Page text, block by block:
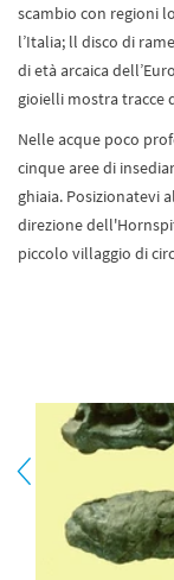
scambio con regioni
l’Italia; ll disco di
di età arcaica
gioielli mostra tracce
Nelle acque poco
cinque aree di
ghiaia. Posizionatevi
direzione
piccolo villaggio di